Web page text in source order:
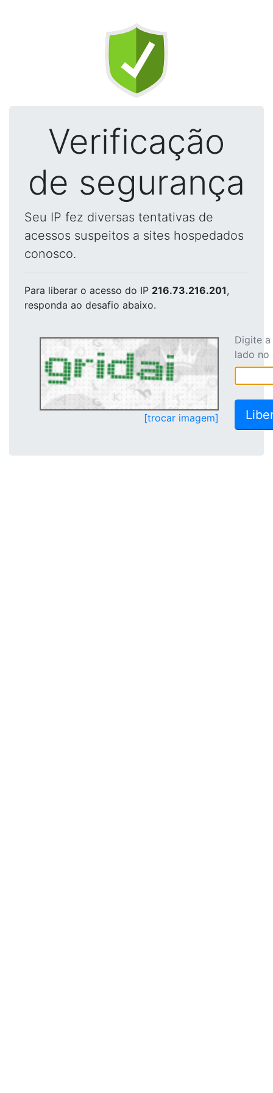
Verificação
de segurança
Seu IP fez diversas tentativas de
acessos suspeitos a sites hospedados
conosco.
Para liberar o acesso do IP 216.73.216.201,
responda ao desafio abaixo.
[trocar imagem]
Digite
lado no